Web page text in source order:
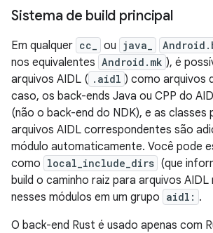
Sistema de build principal
Em qualquer cc_ ou java_
nos equivalentes Android.mk ), é
arquivos AIDL ( .aidl ) como arquivos
caso, os back-ends Java ou CPP do
(não o back-end do NDK), e as classes
arquivos AIDL correspondentes são
módulo automaticamente. Você pode
como local_include_dirs (que
build o caminho raiz para arquivos AIDL
nesses módulos em um grupo aidl: .
O back-end Rust é usado apenas com